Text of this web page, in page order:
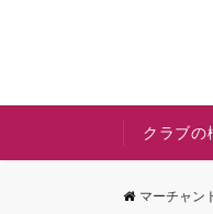
クラブの
マーチャン